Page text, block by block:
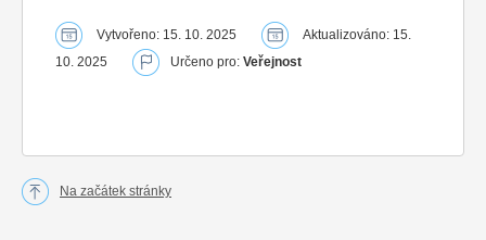
Vytvořeno: 15. 10. 2025
Aktualizováno: 15.
10. 2025
Určeno pro: Veřejnost
Na začátek stránky